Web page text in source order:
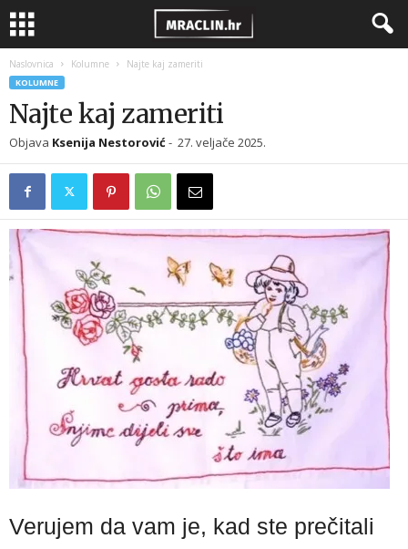
Naslovnica Kolumne Najte kaj zameriti
KOLUMNE
Najte kaj zameriti
Objava Ksenija Nestorović- 27. veljače 2025.
Verujem da vam je, kad ste prečitali